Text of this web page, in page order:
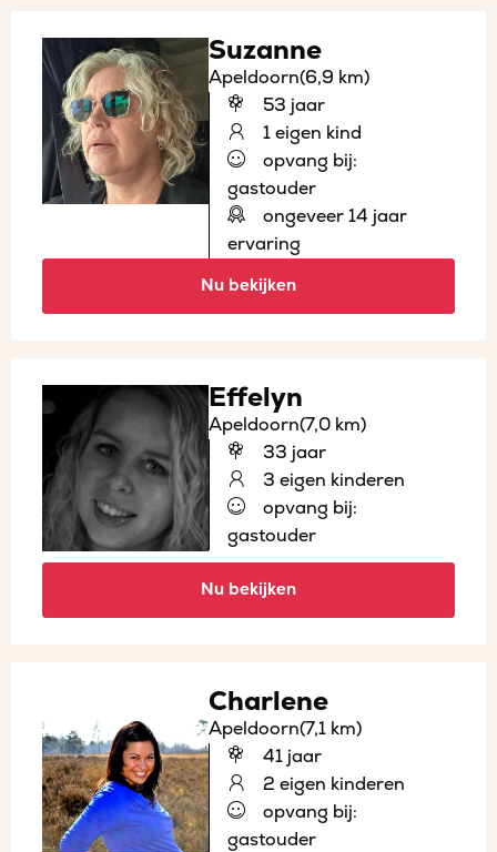
Suzanne
Apeldoorn(6,9 km)
53 jaar
1 eigen kind
opvang bij:
gastouder
ongeveer 14 jaar
ervaring
Nu bekijken
Effelyn
Apeldoorn(7,0 km)
33 jaar
3 eigen kinderen
opvang bij:
gastouder
Nu bekijken
Charlene
Apeldoorn(7,1 km)
41 jaar
2 eigen kinderen
opvang bij:
gastouder